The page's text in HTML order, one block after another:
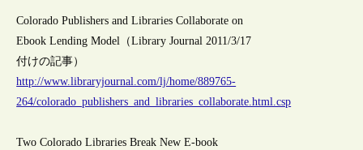
Colorado Publishers and Libraries Collaborate on
Ebook Lending Model（Library Journal 2011/3/17
付けの記事）
http://www.libraryjournal.com/lj/home/889765-
264/colorado_publishers_and_libraries_collaborate.html.csp
Two Colorado Libraries Break New E-book